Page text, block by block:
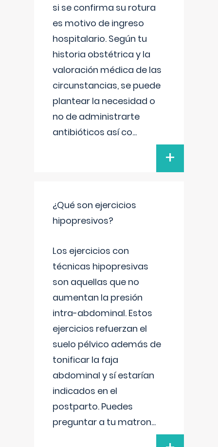
si se confirma su rotura
es motivo de ingreso
hospitalario. Según tu
historia obstétrica y la
valoración médica de las
circunstancias, se puede
plantear la necesidad o
no de administrarte
antibióticos así co...
+
¿Qué son ejercicios
hipopresivos?
Los ejercicios con
técnicas hipopresivas
son aquellas que no
aumentan la presión
intra-abdominal. Estos
ejercicios refuerzan el
suelo pélvico además de
tonificar la faja
abdominal y sí estarían
indicados en el
postparto. Puedes
preguntar a tu matron...